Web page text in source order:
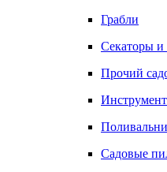
Грабли
Секаторы и
Прочий
Садовые